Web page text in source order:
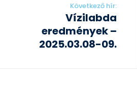
Következő hír:
Vízilabda
eredmények –
2025.03.08-09.